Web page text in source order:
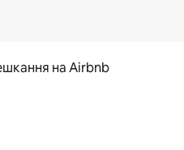
на Airbnb